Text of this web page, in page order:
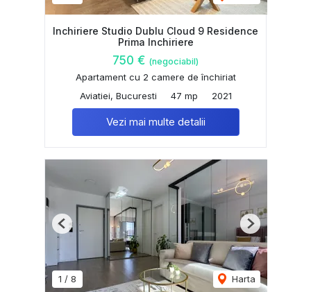
Inchiriere Studio Dublu Cloud 9 Residence
Prima Inchiriere
750 € (negociabil)
Apartament cu 2 camere de închiriat
Aviatiei, Bucuresti
47 mp 2021
Vezi mai multe detalii
1 / 8 Harta
Previous Next